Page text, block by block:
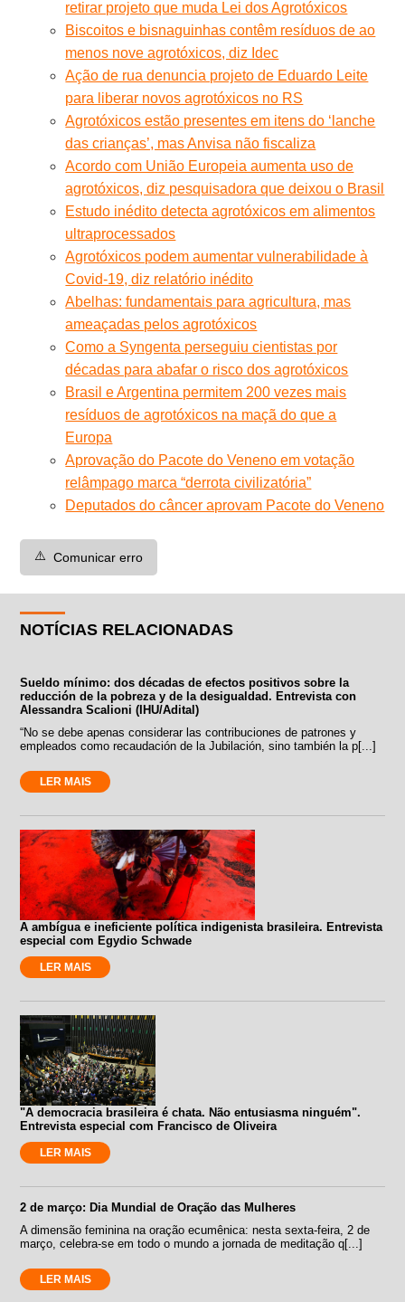
retirar projeto que muda Lei dos Agrotóxicos
Biscoitos e bisnaguinhas contêm resíduos de ao
menos nove agrotóxicos, diz Idec
Ação de rua denuncia projeto de Eduardo Leite
para liberar novos agrotóxicos no RS
Agrotóxicos estão presentes em itens do ‘lanche
das crianças’, mas Anvisa não fiscaliza
Acordo com União Europeia aumenta uso de
agrotóxicos, diz pesquisadora que deixou o Brasil
Estudo inédito detecta agrotóxicos em alimentos
ultraprocessados
Agrotóxicos podem aumentar vulnerabilidade à
Covid-19, diz relatório inédito
Abelhas: fundamentais para agricultura, mas
ameaçadas pelos agrotóxicos
Como a Syngenta perseguiu cientistas por
décadas para abafar o risco dos agrotóxicos
Brasil e Argentina permitem 200 vezes mais
resíduos de agrotóxicos na maçã do que a
Europa
Aprovação do Pacote do Veneno em votação
relâmpago marca “derrota civilizatória”
Deputados do câncer aprovam Pacote do Veneno
⚠️ Comunicar erro
NOTÍCIAS RELACIONADAS
Sueldo mínimo: dos décadas de efectos positivos sobre la
reducción de la pobreza y de la desigualdad. Entrevista con
Alessandra Scalioni (IHU/Adital)
“No se debe apenas considerar las contribuciones de patrones y
empleados como recaudación de la Jubilación, sino también la p[...]
LER MAIS
A ambígua e ineficiente política indigenista brasileira. Entrevista
especial com Egydio Schwade
LER MAIS
"A democracia brasileira é chata. Não entusiasma ninguém".
Entrevista especial com Francisco de Oliveira
LER MAIS
2 de março: Dia Mundial de Oração das Mulheres
A dimensão feminina na oração ecumênica: nesta sexta-feira, 2 de
março, celebra-se em todo o mundo a jornada de meditação q[...]
LER MAIS